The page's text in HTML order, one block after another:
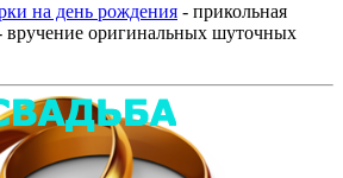
на день рождения - прикольная
вручение оригинальных шуточных